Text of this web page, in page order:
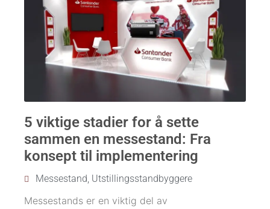
5 viktige stadier for å sette
sammen en messestand: Fra
konsept til implementering
Messestand, Utstillingsstandbyggere
Messestands er en viktig del av